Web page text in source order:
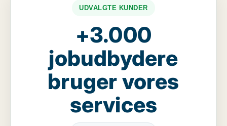
UDVALGTE KUNDER
+3.000
jobudbydere
bruger vores
services